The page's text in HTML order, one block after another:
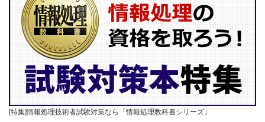
[特集]情報処理技術者試験対策なら「情報処理教科書シリーズ」